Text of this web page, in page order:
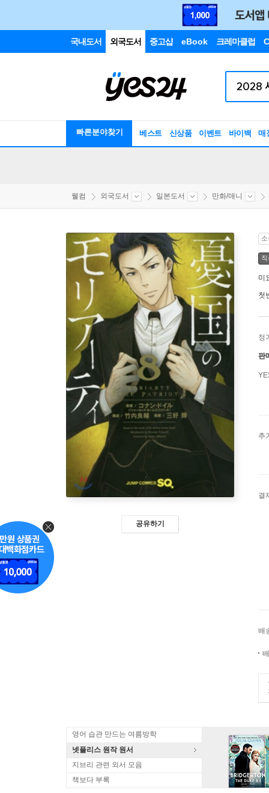
국내도서 외국도서 중고샵 eBook 크레마클럽
빠른분야찾기 베스트 신상품 이벤트 바이백 매
웰컴 외국도서 일본도서 만화/애니
공유하기
미
첫
정
판
추
결
배
영어 습관 만드는 여름방학
넷플리스 원작 원서
지브리 관련 외서 모음
책보다 부록